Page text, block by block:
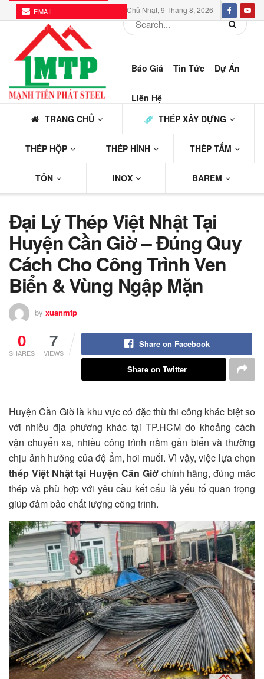
EMAIL:
THEPMTP@GMAIL.COM
Chủ Nhật, 9 Tháng 8, 2026
Báo Giá Tin Tức Dự Án
Liên Hệ
TRANG CHỦ
THÉP XÂY DỰNG
THÉP HỘP THÉP HÌNH THÉP TẤM
TÔN INOX BAREM
Đại Lý Thép Việt Nhật Tại
Huyện Cần Giờ – Đúng Quy
Cách Cho Công Trình Ven
Biển & Vùng Ngập Mặn
by xuanmtp
0
SHARES
7
VIEWS
Share on Facebook
Share on Twitter
Huyện Cần Giờ là khu vực có đặc thù thi công khác biệt so
với nhiều địa phương khác tại TP.HCM do khoảng cách
vận chuyển xa, nhiều công trình nằm gần biển và thường
chịu ảnh hưởng của độ ẩm, hơi muối. Vì vậy, việc lựa chọn
thép Việt Nhật tại Huyện Cần Giờchính hãng, đúng mác
thép và phù hợp với yêu cầu kết cấu là yếu tố quan trọng
giúp đảm bảo chất lượng công trình.